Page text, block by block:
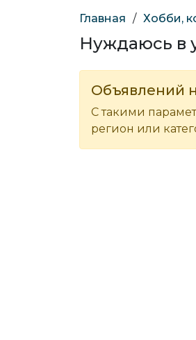
Главная / Хобби,
Нуждаюсь в
Объявлений
С такими
регион или